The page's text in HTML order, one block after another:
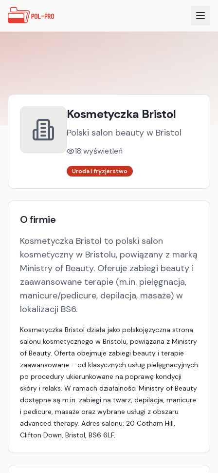
Kosmetyczka Bristol
Polski salon beauty w Bristol
18 wyświetleń
Uroda i fryzjerstwo
O firmie
Kosmetyczka Bristol to polski salon
kosmetyczny w Bristolu, powiązany z marką
Ministry of Beauty. Oferuje zabiegi beauty i
zaawansowane terapie (m.in. pielęgnacja,
manicure/pedicure, depilacja, masaże) w
lokalizacji BS6.
Kosmetyczka Bristol działa jako polskojęzyczna strona
salonu kosmetycznego w Bristolu, powiązana z Ministry
of Beauty. Oferta obejmuje zabiegi beauty i terapie
zaawansowane – od klasycznych usług pielęgnacyjnych
po procedury ukierunkowane na poprawę kondycji
skóry i relaks. W ramach działalności Ministry of Beauty
dostępne są m.in. zabiegi na twarz, depilacja, manicure
i pedicure, masaże oraz wybrane usługi z obszaru
advanced therapy. Adres salonu: 20 Cotham Hill,
Clifton Down, Bristol, BS6 6LF.